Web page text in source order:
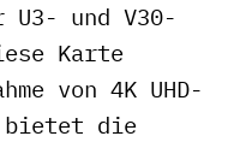
und V30-
Karte
von 4K UHD-
bietet die